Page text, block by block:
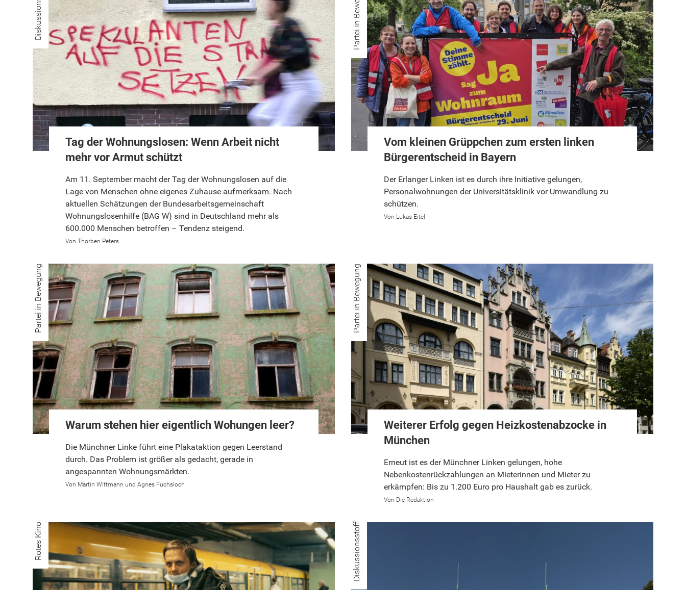
Tag der Wohnungslosen: Wenn Arbeit nicht
mehr vor Armut schützt
Am 11. September macht der Tag der Wohnungslosen auf die
Lage von Menschen ohne eigenes Zuhause aufmerksam. Nach
aktuellen Schätzungen der Bundesarbeitsgemeinschaft
Wohnungslosenhilfe (BAG W) sind in Deutschland mehr als
600.000 Menschen betroffen – Tendenz steigend.
Thorben Peters
Partei in Bewegung
Vom kleinen Grüppchen zum ersten linken
Bürgerentscheid in Bayern
Der Erlanger Linken ist es durch ihre Initiative gelungen,
Personalwohnungen der Universitätsklinik vor Umwandlung zu
schützen.
Lukas Eitel
Partei in Bewegung
Warum stehen hier eigentlich Wohungen leer?
Die Münchner Linke führt eine Plakataktion gegen Leerstand
durch. Das Problem ist größer als gedacht, gerade in
angespannten Wohnungsmärkten.
Martin Wittmann und Agnes Fuchsloch
Partei in Bewegung
Weiterer Erfolg gegen Heizkostenabzocke in
München
Erneut ist es der Münchner Linken gelungen, hohe
Nebenkostenrückzahlungen an Mieterinnen und Mieter zu
erkämpfen: Bis zu 1.200 Euro pro Haushalt gab es zurück.
Die Redaktion
Rotes Kino Diskussionsstoff